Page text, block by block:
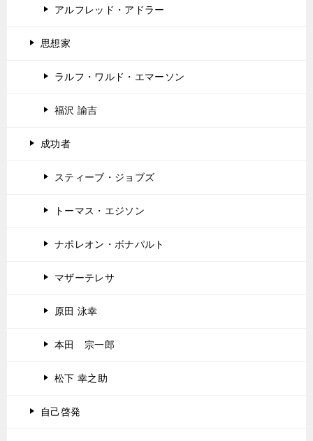
アルフレッド・アドラー
思想家
ラルフ・ワルド・エマーソン
福沢 諭吉
成功者
スティーブ・ジョブズ
トーマス・エジソン
ナポレオン・ボナパルト
マザーテレサ
原田 泳幸
本田 宗一郎
松下 幸之助
自己啓発